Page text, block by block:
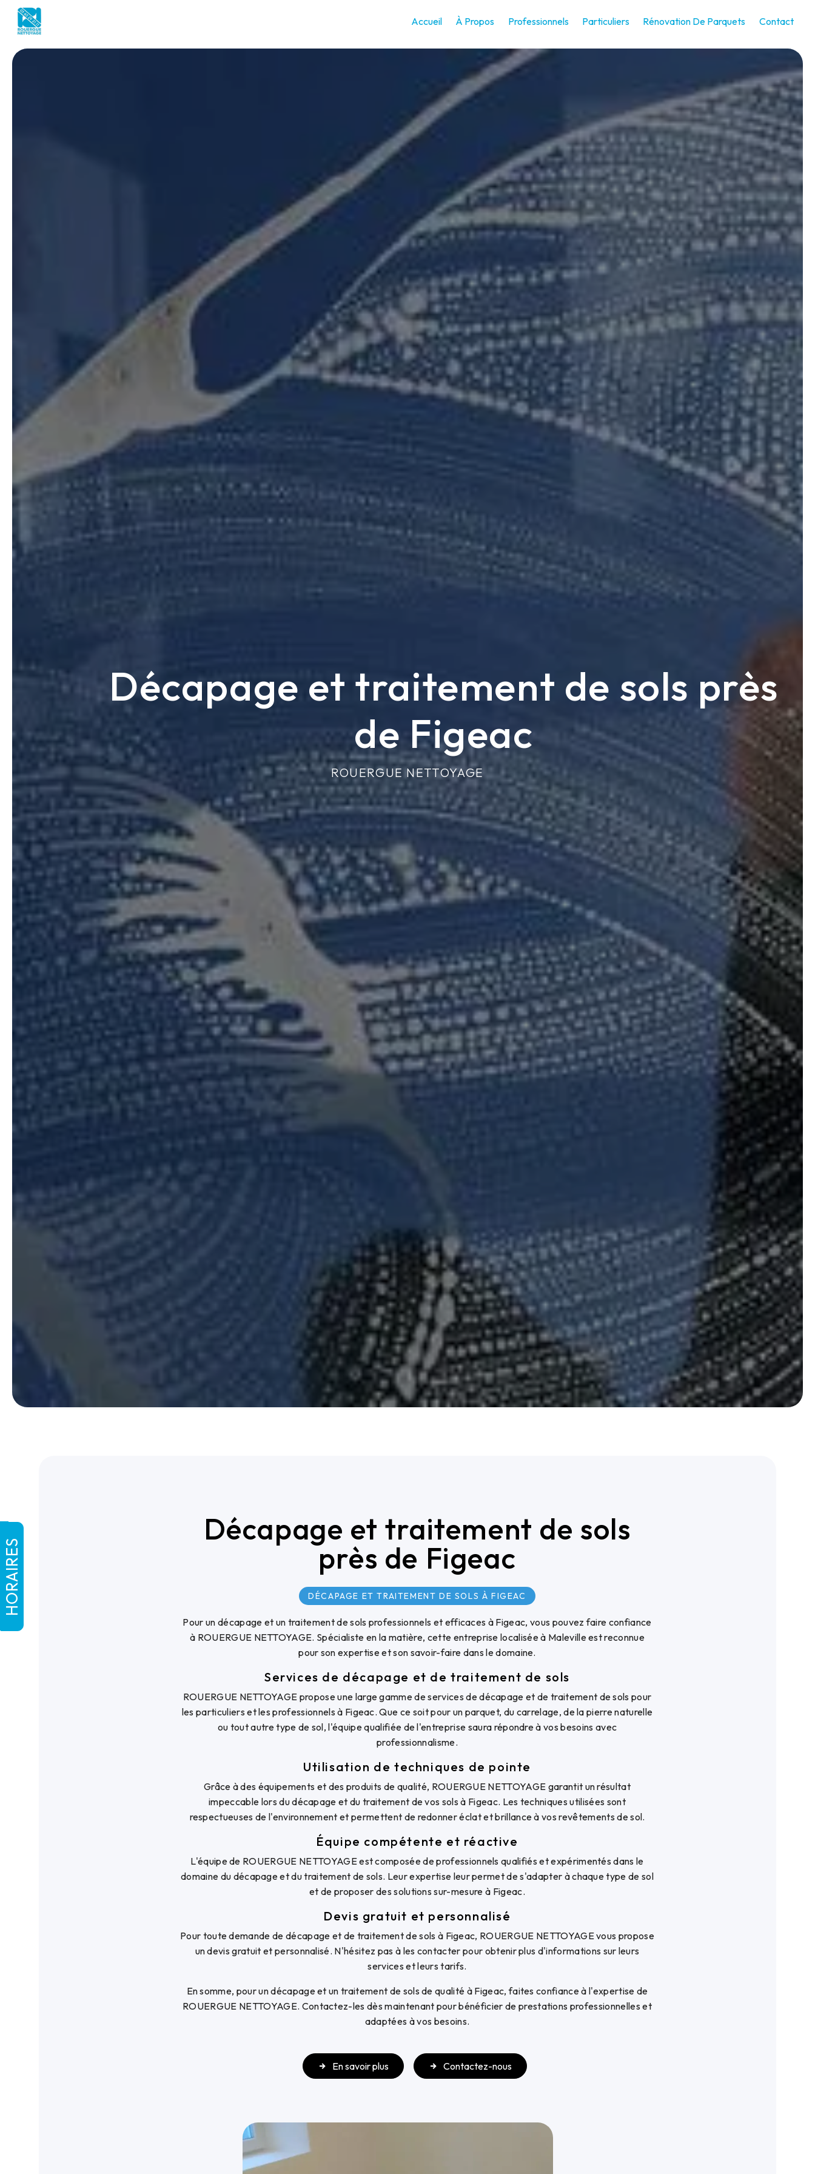
Accueil À Propos Professionnels Particuliers Rénovation De Parquets Contact
Décapage et traitement de sols près
de Figeac
ROUERGUE NETTOYAGE
Décapage et traitement de sols
près de Figeac
DÉCAPAGE ET TRAITEMENT DE SOLS À FIGEAC
Pour un décapage et un traitement de sols professionnels et efficaces à Figeac, vous pouvez faire confiance
à ROUERGUE NETTOYAGE. Spécialiste en la matière, cette entreprise localisée à Maleville est reconnue
pour son expertise et son savoir-faire dans le domaine.
Services de décapage et de traitement de sols
ROUERGUE NETTOYAGE propose une large gamme de services de décapage et de traitement de sols pour
les particuliers et les professionnels à Figeac. Que ce soit pour un parquet, du carrelage, de la pierre naturelle
ou tout autre type de sol, l'équipe qualifiée de l'entreprise saura répondre à vos besoins avec
professionnalisme.
Utilisation de techniques de pointe
Grâce à des équipements et des produits de qualité, ROUERGUE NETTOYAGE garantit un résultat
impeccable lors du décapage et du traitement de vos sols à Figeac. Les techniques utilisées sont
respectueuses de l'environnement et permettent de redonner éclat et brillance à vos revêtements de sol.
Équipe compétente et réactive
L'équipe de ROUERGUE NETTOYAGE est composée de professionnels qualifiés et expérimentés dans le
domaine du décapage et du traitement de sols. Leur expertise leur permet de s'adapter à chaque type de sol
et de proposer des solutions sur-mesure à Figeac.
Devis gratuit et personnalisé
Pour toute demande de décapage et de traitement de sols à Figeac, ROUERGUE NETTOYAGE vous propose
un devis gratuit et personnalisé. N'hésitez pas à les contacter pour obtenir plus d'informations sur leurs
services et leurs tarifs.
En somme, pour un décapage et un traitement de sols de qualité à Figeac, faites confiance à l'expertise de
ROUERGUE NETTOYAGE. Contactez-les dès maintenant pour bénéficier de prestations professionnelles et
adaptées à vos besoins.
En savoir plus Contactez-nous
HORAIRES
Panneau de gestion des cookies